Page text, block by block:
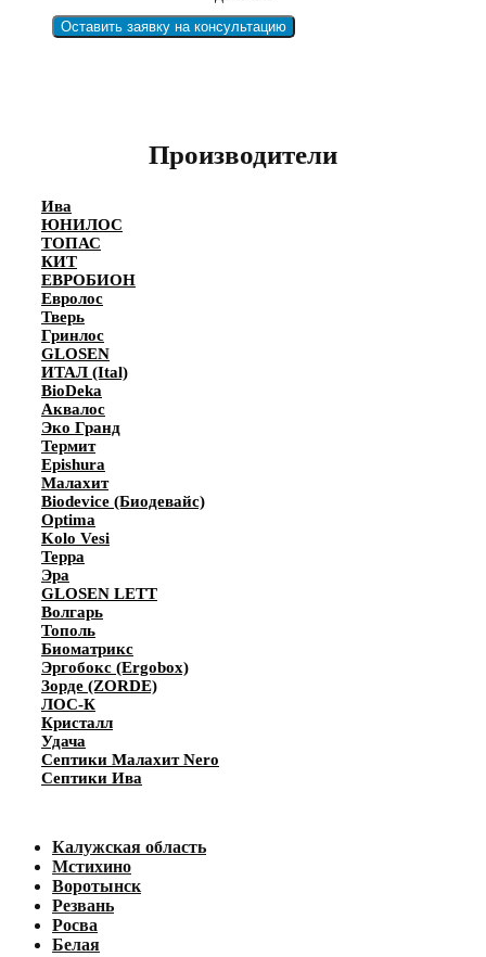
Оставить заявку на консультацию
Производители
Ива
ЮНИЛОС
ТОПАС
КИТ
ЕВРОБИОН
Евролос
Тверь
Гринлос
GLOSEN
ИТАЛ (Ital)
BioDeka
Аквалос
Эко Гранд
Термит
Epishura
Малахит
Biodevice (Биодевайс)
Optima
Kolo Vesi
Терра
Эра
GLOSEN LETT
Волгарь
Тополь
Биоматрикс
Эргобокс (Ergobox)
Зорде (ZORDE)
ЛОС-К
Кристалл
Удача
Септики Малахит Nero
Септики Ива
Калужская область
Мстихино
Воротынск
Резвань
Росва
Белая